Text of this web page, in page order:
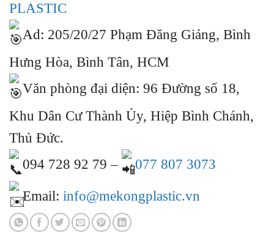
PLASTIC
Ad: 205/20/27 Phạm Đăng Giảng, Bình
Hưng Hòa, Bình Tân, HCM
Văn phòng đại diện: 96 Đường số 18,
Khu Dân Cư Thành Ủy, Hiệp Bình Chánh,
Thủ Đức.
094 728 92 79 –
077 807 3073
Email: info@mekongplastic.vn